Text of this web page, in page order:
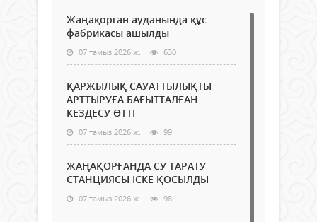
Жаңақорған ауданында құс
фабрикасы ашылды
07 тамыз 2026 ж. 630
ҚАРЖЫЛЫҚ САУАТТЫЛЫҚТЫ
АРТТЫРУҒА БАҒЫТТАЛҒАН
КЕЗДЕСУ ӨТТІ
07 тамыз 2026 ж. 99
ЖАҢАҚОРҒАНДА СУ ТАРАТУ
СТАНЦИЯСЫ ІСКЕ ҚОСЫЛДЫ
07 тамыз 2026 ж. 98